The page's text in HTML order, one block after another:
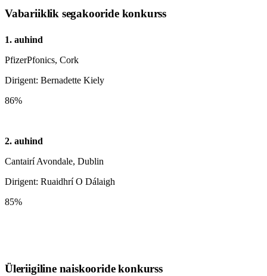
Vabariiklik segakooride konkurss
1. auhind
PfizerPfonics, Cork
Dirigent: Bernadette Kiely
86%
2. auhind
Cantairí Avondale, Dublin
Dirigent: Ruaidhrí O Dálaigh
85%
Üleriigiline naiskooride konkurss